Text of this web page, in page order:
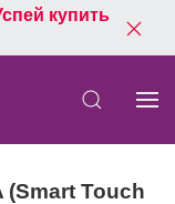
купить
(Smart Touch